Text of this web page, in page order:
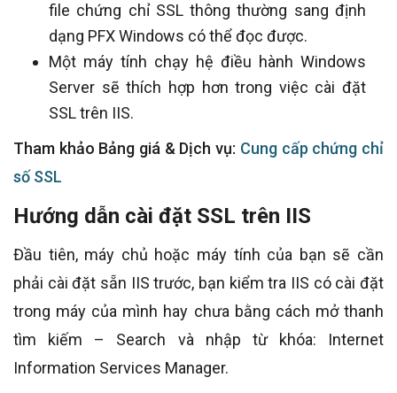
file chứng chỉ SSL thông thường sang định
dạng PFX Windows có thể đọc được.
Một máy tính chạy hệ điều hành Windows
Server sẽ thích hợp hơn trong việc cài đặt
SSL trên IIS.
Tham khảo Bảng giá & Dịch vụ: Cung cấp chứng chỉ
số SSL
Hướng dẫn cài đặt SSL trên IIS
Đầu tiên, máy chủ hoặc máy tính của bạn sẽ cần
phải cài đặt sẵn IIS trước, bạn kiểm tra IIS có cài đặt
trong máy của mình hay chưa bằng cách mở thanh
tìm kiếm – Search và nhập từ khóa: Internet
Information Services Manager.